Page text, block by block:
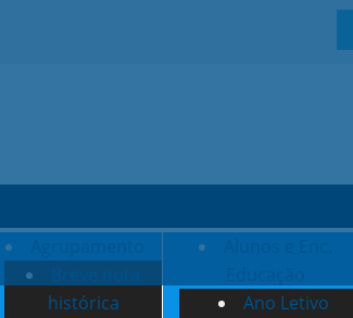
histórica
Ano Letivo